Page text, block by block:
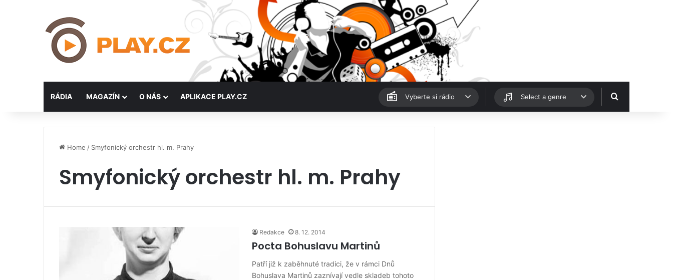
RÁDIA MAGAZÍN O NÁS APLIKACE PLAY.CZ Vyberte si rádio Select a genre Hledat
Home / Smyfonický orchestr hl. m. Prahy
Smyfonický orchestr hl. m. Prahy
Redakce 8. 12. 2014
Pocta Bohuslavu Martinů
Patří již k zaběhnuté tradici, že v rámci Dnů
Bohuslava Martinů zaznívají vedle skladeb tohoto